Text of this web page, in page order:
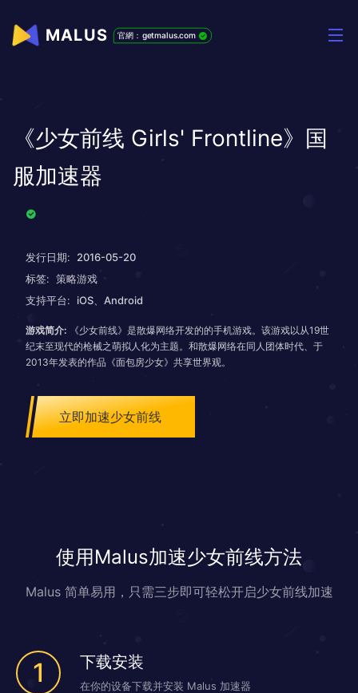
MALUS 官網：getmalus.com
《少女前线 Girls' Frontline》国
服加速器
发行日期:
2016-05-20
标签: 策略游戏
支持平台:
iOS、Android
游戏简介: 《少女前线》是散爆网络开发的的手机游戏。该游戏以从19世
纪末至现代的枪械之萌拟人化为主题。和散爆网络在同人团体时代、于
2013年发表的作品《面包房少女》共享世界观。
立即加速少女前线
使用Malus加速少女前线方法
Malus 简单易用，只需三步即可轻松开启少女前线加速
1 下载安装
在你的设备下载并安装 Malus 加速器